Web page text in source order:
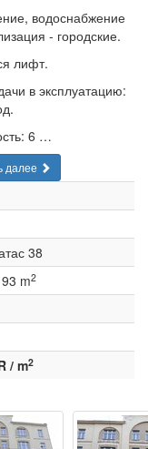
водоснабжение
- городские.
лифт.
в эксплуатацию:
6 …
далее
38
m2
/ m2